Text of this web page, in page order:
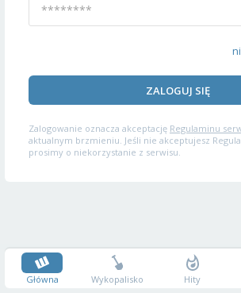
ZALOGUJ SIĘ
Zalogowanie oznacza akceptację Regulaminu
aktualnym brzmieniu. Jeśli nie akceptujesz
prosimy o niekorzystanie z serwisu.
Główna Wykopalisko Hity